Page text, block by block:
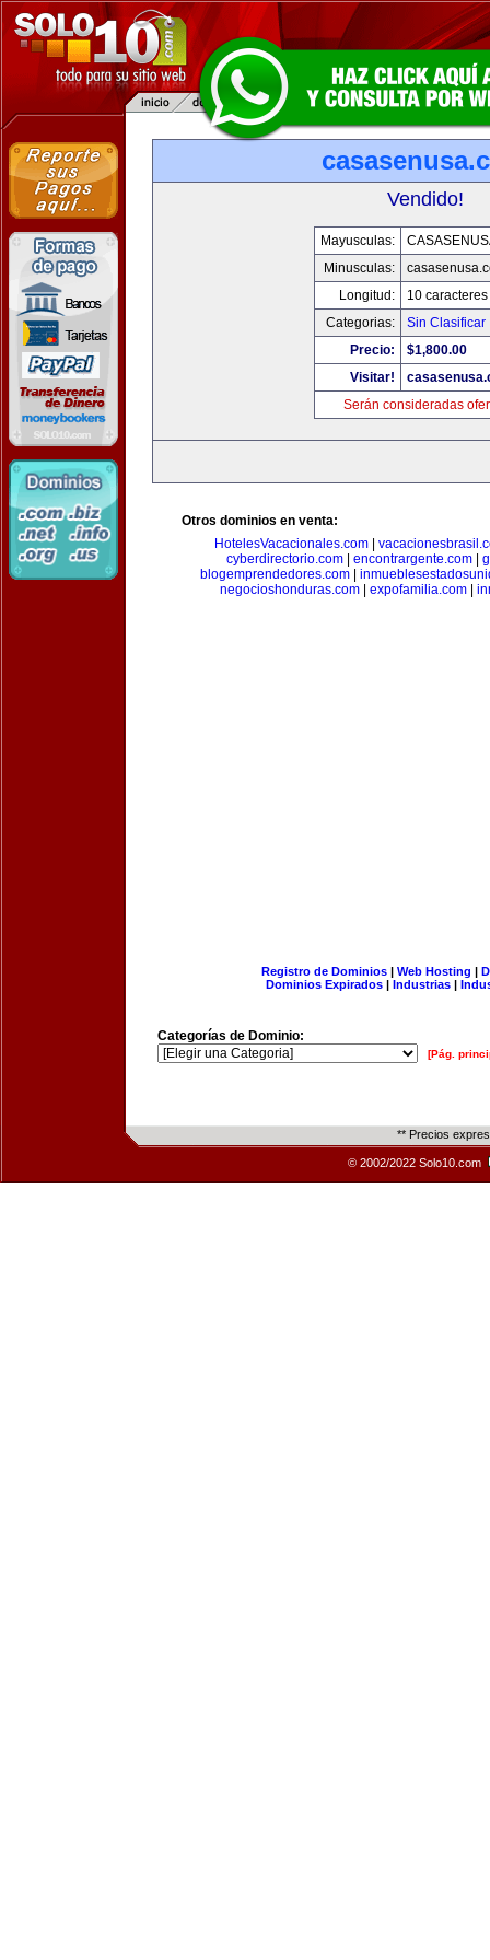
Vendido!
Mayusculas:
Minusculas:
Longitud:
10 caracteres
Categorias:
Sin Clasificar
Precio:
$1,800.00
Visitar!
Serán consideradas
Otros dominios en venta:
HotelesVacacionales.com|
cyberdirectorio.com| encontrargente.com|
blogemprendedores.com
negocioshonduras.com| expofamilia.com|
Registro de Dominios| Web Hosting |
Dominios Expirados | Industrias |
Categorías de Dominio:
[Pág.
** Precios
© 2002/2022 Solo10.com